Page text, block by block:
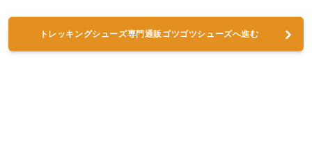
トレッキングシューズ専門通販ゴツゴツシューズへ進む